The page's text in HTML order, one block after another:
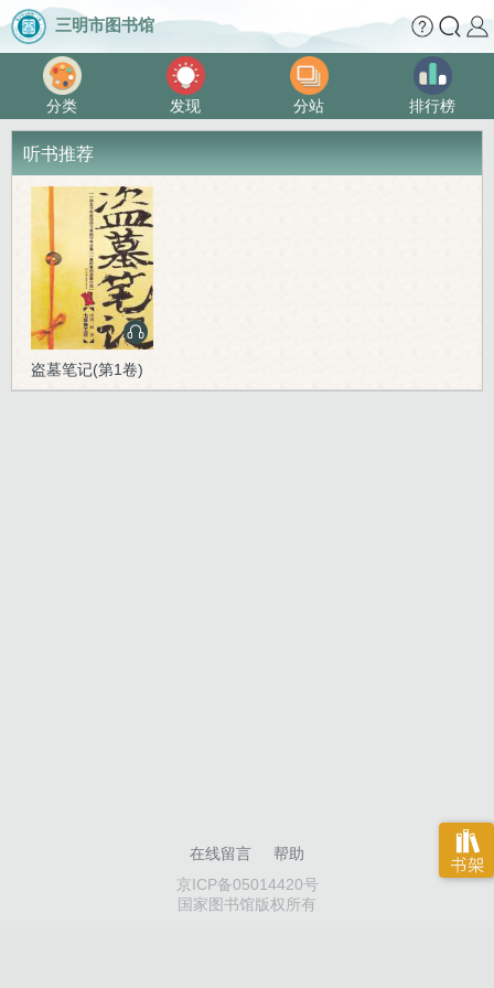
三明市图书馆
分类 发现 分站 排行榜
听书推荐
盗墓笔记(第1卷)
在线留言
帮助
京ICP备05014420号
国家图书馆版权所有